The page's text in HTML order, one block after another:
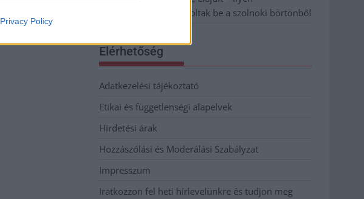
Privacy Policy
körülményekről számoltak be a szolnoki börtönből
Elérhetőség
Adatkezelési tájékoztató
Etikai és függetlenségi alapelvek
Hirdetési árak
Hozzászólási és Moderálási Szabályzat
Impresszum
Iratkozzon fel heti hírlevelünkre és tudjon meg